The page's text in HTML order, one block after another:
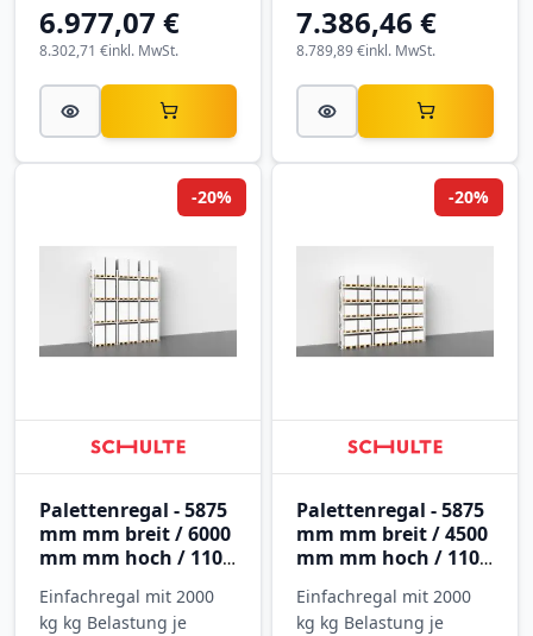
6.977,07 €
inkl. MwSt.
8.302,71 €
7.386,46 €
inkl. MwSt.
8.789,89 €
Palettenregal - 5875
mm mm breit / 6000
mm mm hoch / 1100
Ebenen
Einfachregal mit 2000
kg kg Belastung je
-20%
Palettenregal - 5875
mm mm breit / 4500
mm mm hoch / 1100
Ebenen
Einfachregal mit 2000
kg kg Belastung je
-20%